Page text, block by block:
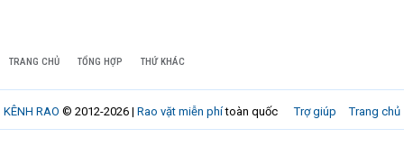
TRANG CHỦ TỔNG HỢP THỨ KHÁC
Trợ giúp Trang chủ
KÊNH RAO © 2012-2026 | Rao vặt miễn phítoàn quốc